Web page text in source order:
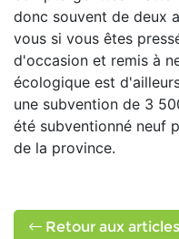
donc souvent de deux
vous si vous êtes
d'occasion et remis à
écologique est
une subvention de 3
été subventionné neuf
de la province.
Retour aux articles